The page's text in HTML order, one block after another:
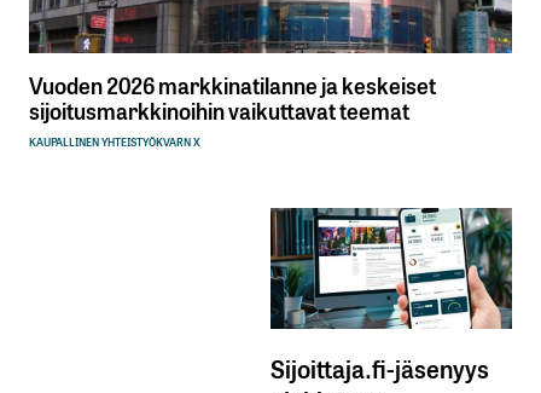
Vuoden 2026 markkinatilanne ja keskeiset
sijoitusmarkkinoihin vaikuttavat teemat
KAUPALLINEN YHTEISTYÖKVARN X
Sijoittaja.fi-jäsenyys